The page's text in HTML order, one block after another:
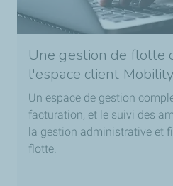
Une gestion de flotte
l'espace client Mobility
Un espace de gestion
facturation, et le suivi des
la gestion administrative et
flotte.